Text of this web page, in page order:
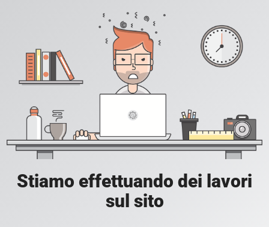
Stiamo effettuando dei lavori
sul sito